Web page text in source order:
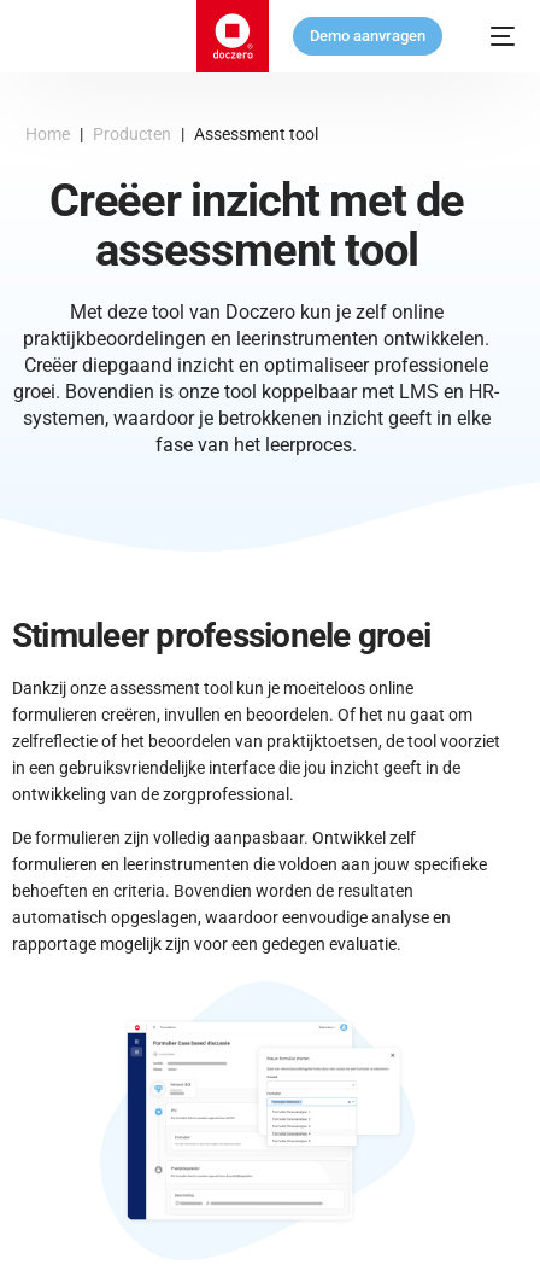
Demo aanvragen
Home | Producten | Assessment tool
Creëer inzicht met de
assessment tool
Met deze tool van Doczero kun je zelf online
praktijkbeoordelingen en leerinstrumenten ontwikkelen.
Creëer diepgaand inzicht en optimaliseer professionele
groei. Bovendien is onze tool koppelbaar met LMS en HR-
systemen, waardoor je betrokkenen inzicht geeft in elke
fase van het leerproces.
Stimuleer professionele groei
Dankzij onze assessment tool kun je moeiteloos online
formulieren creëren, invullen en beoordelen. Of het nu gaat om
zelfreflectie of het beoordelen van praktijktoetsen, de tool voorziet
in een gebruiksvriendelijke interface die jou inzicht geeft in de
ontwikkeling van de zorgprofessional.
De formulieren zijn volledig aanpasbaar. Ontwikkel zelf
formulieren en leerinstrumenten die voldoen aan jouw specifieke
behoeften en criteria. Bovendien worden de resultaten
automatisch opgeslagen, waardoor eenvoudige analyse en
rapportage mogelijk zijn voor een gedegen evaluatie.